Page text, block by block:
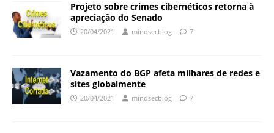
Projeto sobre crimes cibernéticos retorna à
apreciação do Senado
20/04/2021 mindsecblog 7
Vazamento do BGP afeta milhares de redes e
sites globalmente
20/04/2021 mindsecblog 7